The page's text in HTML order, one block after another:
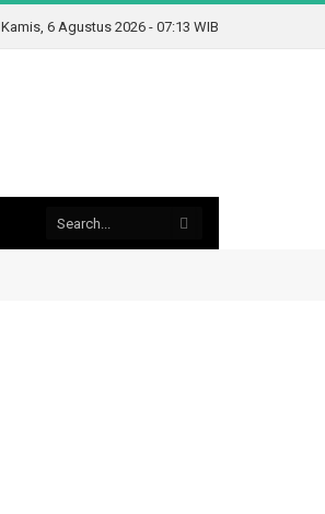
Kamis, 6 Agustus 2026 - 07:13 WIB